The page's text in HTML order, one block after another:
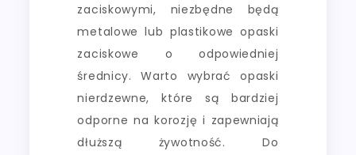
zaciskowymi, niezbędne będą
metalowe lub plastikowe opaski
zaciskowe o odpowiedniej
średnicy. Warto wybrać opaski
nierdzewne, które są bardziej
odporne na korozję i zapewniają
dłuższą żywotność. Do